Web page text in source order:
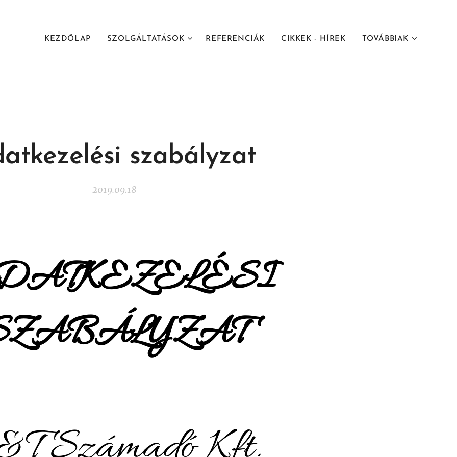
KEZDŐLAP SZOLGÁLTATÁSOK REFERENCIÁK CIKKEK - HÍREK TOVÁBBIAK
szabályzat
2019.09.18